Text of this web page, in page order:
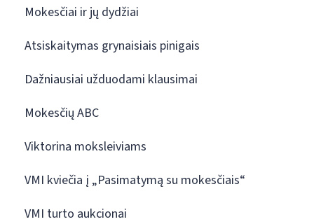
Mokesčiai ir jų dydžiai
Atsiskaitymas grynaisiais pinigais
Dažniausiai užduodami klausimai
Mokesčių ABC
Viktorina moksleiviams
VMI kviečia į „Pasimatymą su mokesčiais“
VMI turto aukcionai